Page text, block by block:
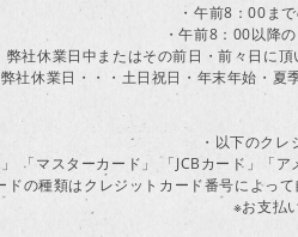
・午前8：00ま
・午前8：00以降
弊社休業日中またはその前日・前々日に
社休業日・・・土日祝日・年末年始・夏
・以下のクレ
」 「マスターカード」 「JCBカード」「
ドの種類はクレジットカード番号によっ
※お支払